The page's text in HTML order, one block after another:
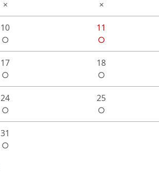
×
×
10
○
11
○
17
○
18
○
24
○
25
○
31
○